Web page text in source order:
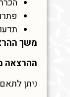
משך
ההרצאה
ניתן